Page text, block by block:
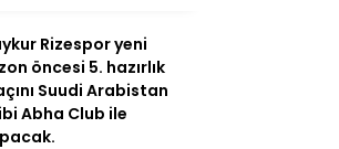
Rizespor yeni
öncesi 5. hazırlık
Suudi Arabistan
Abha Club ile